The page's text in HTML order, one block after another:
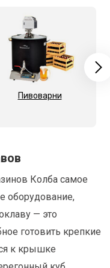
Пивоварни
Колба самое
оборудование,
— это
готовить крепкие
к крышке